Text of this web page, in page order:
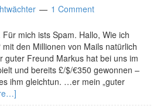
1 Comment
mich ists Spam. Hallo, Wie ich
mit den Millionen von Mails natürlich
Freund Markus hat bei uns im
und bereits £/$/€350 gewonnen –
ihm gleichtun. …er mein „guter